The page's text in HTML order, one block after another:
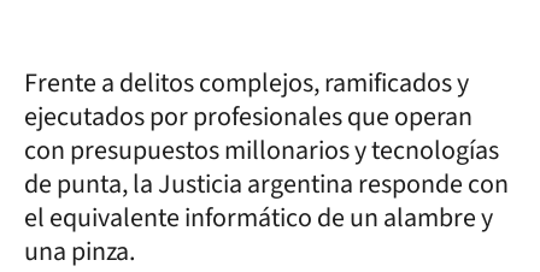
Frente a delitos complejos, ramificados y
ejecutados por profesionales que operan
con presupuestos millonarios y tecnologías
de punta, la Justicia argentina responde con
el equivalente informático de un alambre y
una pinza.